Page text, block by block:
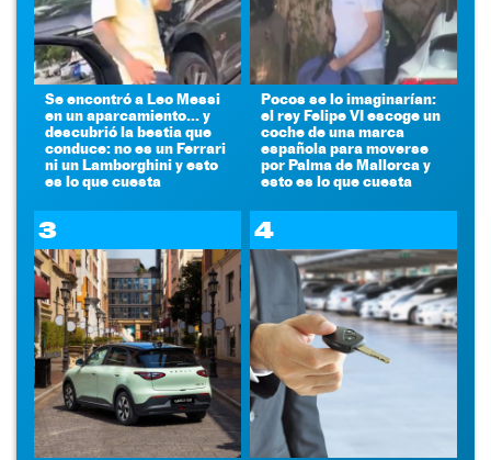
Se encontró a Leo Messi
en un aparcamiento... y
descubrió la bestia que
conduce: no es un Ferrari
ni un Lamborghini y esto
es lo que cuesta
Pocos se lo imaginarían:
el rey Felipe VI escoge un
coche de una marca
española para moverse
por Palma de Mallorca y
esto es lo que cuesta
3 4